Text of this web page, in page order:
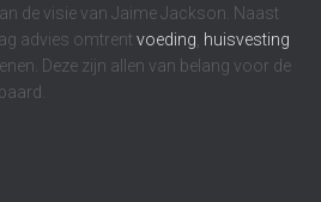
de visie van Jaime Jackson. Naast
advies omtrent voeding huisvesting
Deze zijn allen van belang voor de